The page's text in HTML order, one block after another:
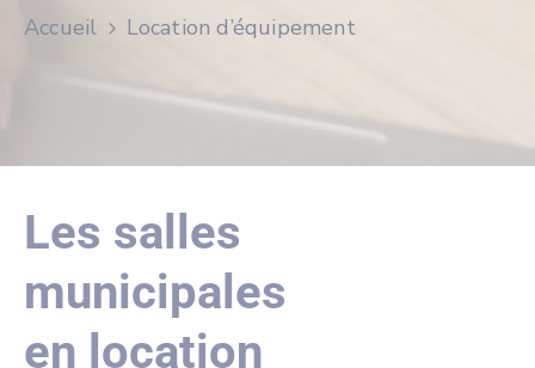
Accueil Location d’équipement
Les salles
municipales
en location